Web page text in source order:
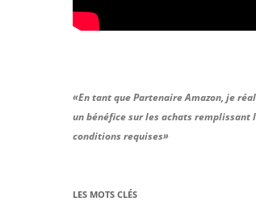
«En tant que Partenaire Amazon, je
un bénéfice sur les achats remplissant
conditions requises»
LES MOTS CLÉS